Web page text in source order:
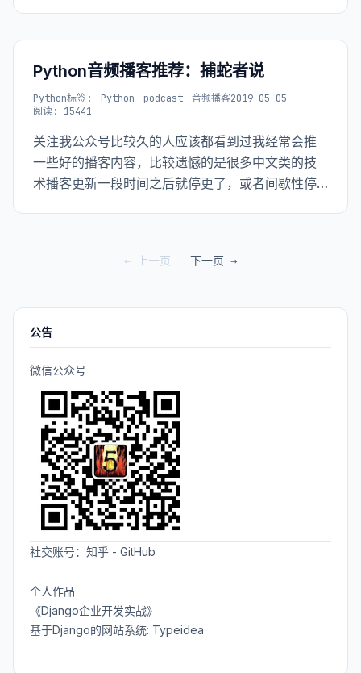
Python音频播客推荐：捕蛇者说
Python标签: Python podcast 音频播客2019-05-05
阅读: 15441
关注我公众号比较久的人应该都看到过我经常会推
一些好的播客内容，比较遗憾的是很多中文类的技
术播客更新一段时间之后就停更了，或者间歇性停
← 上一页 下一页 →
公告
微信公众号
社交账号： 知乎 - GitHub
个人作品
《Django企业开发实战》
基于Django的网站系统: Typeidea